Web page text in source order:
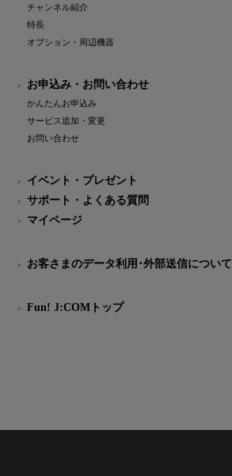
チャンネル紹介
特長
オプション・周辺機器
お申込み・お問い合わせ
かんたんお申込み
サービス追加・変更
お問い合わせ
イベント・プレゼント
サポート・よくある質問
マイページ
お客さまのデータ利用･外部送信について
Fun! J:COMトップ